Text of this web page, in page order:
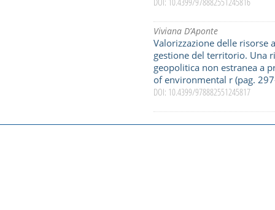
Viviana D’Aponte
Valorizzazione delle risorse
gestione del territorio. Una
geopolitica non estranea a
of environmental r (pag.
DOI: 10.4399/978882551245817